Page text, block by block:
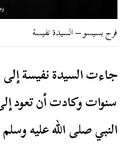
فرح بسيسو – السيدة نفيسة
سنوات وكادت أن تعود
النبي صلى الله عليه